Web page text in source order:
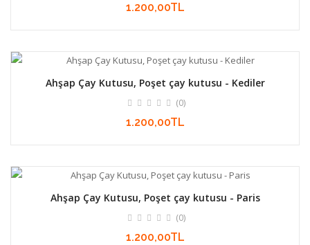
1.200,00TL
Ahşap Çay Kutusu, Poşet çay kutusu - Kediler
(0)
1.200,00TL
Ahşap Çay Kutusu, Poşet çay kutusu - Paris
(0)
1.200,00TL